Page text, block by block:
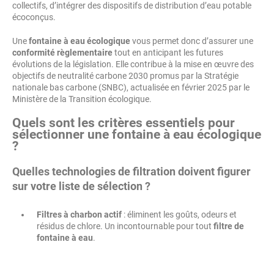
collectifs, d’intégrer des dispositifs de distribution d’eau potable
écoconçus.
Unefontaine à eau écologiquevous permet donc d’assurer une
conformité règlementairetout en anticipant les futures
évolutions de la législation. Elle contribue à la mise en œuvre des
objectifs de neutralité carbone 2030 promus par la Stratégie
nationale bas carbone (SNBC), actualisée en février 2025 par le
Ministère de la Transition écologique.
Quels sont les critères essentiels pour
sélectionner une fontaine à eau écologique
?
Quelles technologies de filtration doivent figurer
sur votre liste de sélection ?
Filtres à charbon actif : éliminent les goûts, odeurs et
résidus de chlore. Un incontournable pour tout filtre de
fontaine à eau.